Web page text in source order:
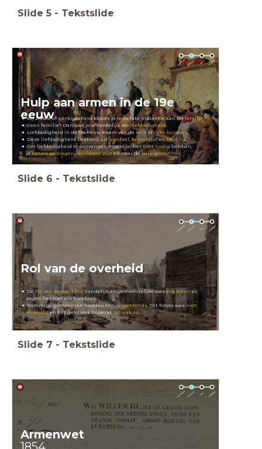
Slide 5 - Tekstslide
Hulp aan armen in de 19e
eeuw
Bij ziekte of werkloosheid klopte je in eerste instantie aan bijfamilie.
Geen familie? Dan was je afhankelijk van liefdadigheid.
Liefdadigheid in de 19e eeuw kwam van de kerkofrijke burgers.
Deze liefdadigheid bestond uit:voedsel,brandstofenkleding.
Om liefdadigheid te ontvangen moest je: hetécht nodighebben,
je netjes gedragen,dankbaar zijnen naar dekerk gaan.
Slide 6 - Tekstslide
Rol van de overheid
Derol van de overheid(landelijk en gemeentelijk) waserg klein: zij
zagen het niet als hun taak.
Sommige gemeenten hadden eenarmenfonds. Dit fonds was niet
verplichten het geld was beperkt:op was op.
Slide 7 - Tekstslide
Armenwet